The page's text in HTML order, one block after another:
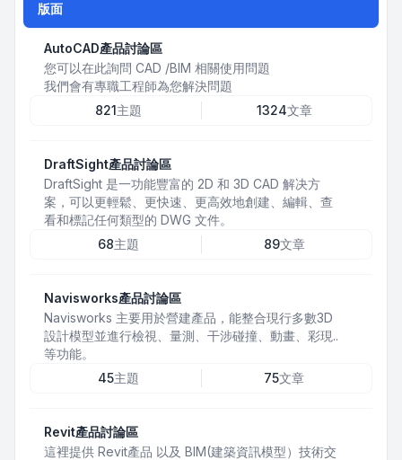
版面
AutoCAD產品討論區
您可以在此詢問 CAD /BIM 相關使用問題
我們會有專職工程師為您解決問題
821主題 1324文章
DraftSight產品討論區
DraftSight 是一功能豐富的 2D 和 3D CAD 解决方
案，可以更輕鬆、更快速、更高效地創建、編輯、查
看和標記任何類型的 DWG 文件。
68主題 89文章
Navisworks產品討論區
Navisworks 主要用於營建產品，能整合現行多數3D
設計模型並進行檢視、量測、干涉碰撞、動畫、彩現..
等功能。
45主題 75文章
Revit產品討論區
這裡提供 Revit產品 以及 BIM(建築資訊模型）技術交